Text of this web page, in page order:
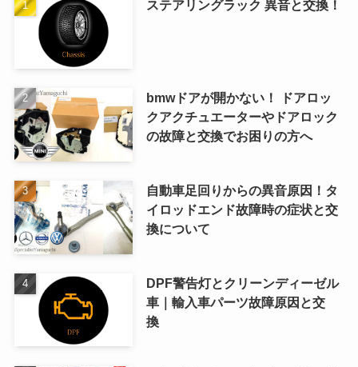
ステアリングラック 異音と交換！
bmwドアが開かない！ ドアロッ
クアクチュエーターやドアロック
の故障と交換でお困りの方へ
自動車足回りからの異音原因！タ
イロッドエンド故障時の症状と交
換について
DPF警告灯とクリーンディーゼル
車｜輸入車パーツ故障原因と交
換